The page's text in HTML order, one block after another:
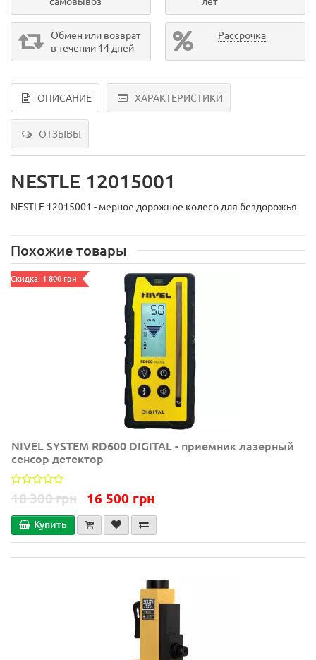
Обмен или возврат
в течении 14 дней
Рассрочка
ОПИСАНИЕ ХАРАКТЕРИСТИКИ
ОТЗЫВЫ
NESTLE 12015001
NESTLE 12015001 - мерное дорожное колесо для бездорожья
Похожие товары
Скидка: 1 800 грн
NIVEL SYSTEM RD600 DIGITAL - приемник лазерный
сенсор детектор
18 300 грн 16 500 грн
Купить